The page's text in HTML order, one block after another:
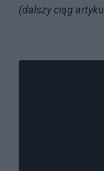
(dalszy ciąg